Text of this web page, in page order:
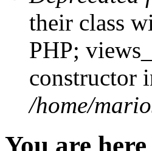
their class
PHP;
constructor
/home/